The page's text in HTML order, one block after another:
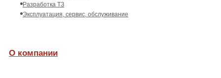
Разработка ТЗ
Эксплуатация, сервис, обслуживание
О компании